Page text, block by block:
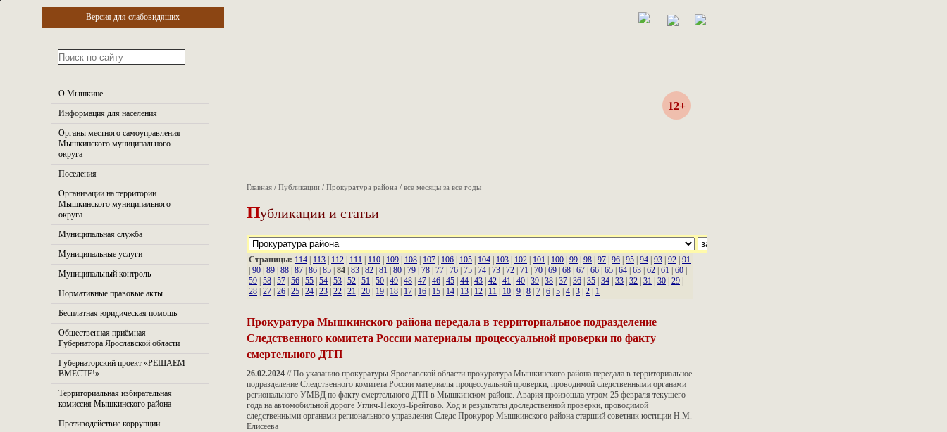
О Мышкине
Информация для населения
Органы местного самоуправления
Мышкинского муниципального
округа
Поселения
Организации на территории
Мышкинского муниципального
округа
Муниципальная служба
Муниципальные услуги
Муниципальный контроль
Нормативные правовые акты
Бесплатная юридическая помощь
Общественная приёмная
Губернатора Ярославской области
Губернаторский проект «РЕШАЕМ
ВМЕСТЕ!»
Территориальная избирательная
комиссия Мышкинского района
Противодействие коррупции
12+
Главная / Публикации / Прокуратура района / все месяцы за все годы
Публикации и статьи
Страницы: 114 113 112 111 110 109 108 107 106 105 104 103 102 101 100 99 98 97 96 95 94 93 92 91
90 89 88 87 86 85 84 83 82 81 80 79 78 77 76 75 74 73 72 71 70 69 68 67 66 65 64 63 62 61 60
59 58 57 56 55 54 53 52 51 50 49 48 47 46 45 44 43 42 41 40 39 38 37 36 35 34 33 32 31 30 29
28 27 26 25 24 23 22 21 20 19 18 17 16 15 14 13 12 11 10 9 8 7 6 5 4 3 2 1
Прокуратура Мышкинского района передала в территориальное подразделение
Следственного комитета России материалы процессуальной проверки по факту
смертельного ДТП
26.02.2024 // По указанию прокуратуры Ярославской области прокуратура Мышкинского района передала в территориальное
подразделение Следственного комитета России материалы процессуальной проверки, проводимой следственными органами
регионального УМВД по факту смертельного ДТП в Мышкинском районе. Авария произошла утром 25 февраля текущего
года на автомобильной дороге Углич-Некоуз-Брейтово. Ход и результаты доследственной проверки, проводимой
следственными органами регионального управления Следс Прокурор Мышкинского района старший советник юстиции Н.М.
Елисеева
Версия для слабовидящих